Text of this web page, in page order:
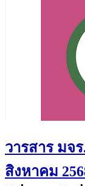
วารสาร มจ
สิงหาคม